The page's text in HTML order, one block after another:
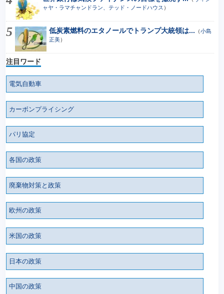
ャヤ・ラマチャンドラン、テッド・ノードハウス ）
低炭素燃料のエタノールでトランプ大統領は... （小島
正美）
注目ワード
電気自動車
カーボンプライシング
パリ協定
各国の政策
廃棄物対策と政策
欧州の政策
米国の政策
日本の政策
中国の政策